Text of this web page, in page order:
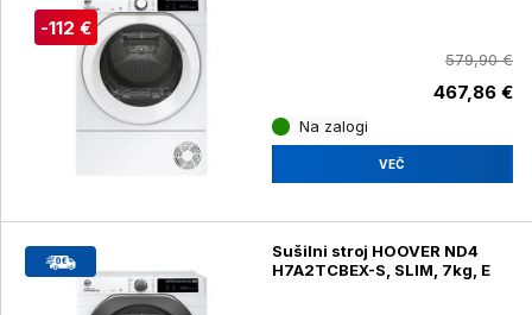
-112 €
579,90 €
467,86 €
Na zalogi
VEČ
Sušilni stroj HOOVER ND4
H7A2TCBEX-S, SLIM, 7kg, E